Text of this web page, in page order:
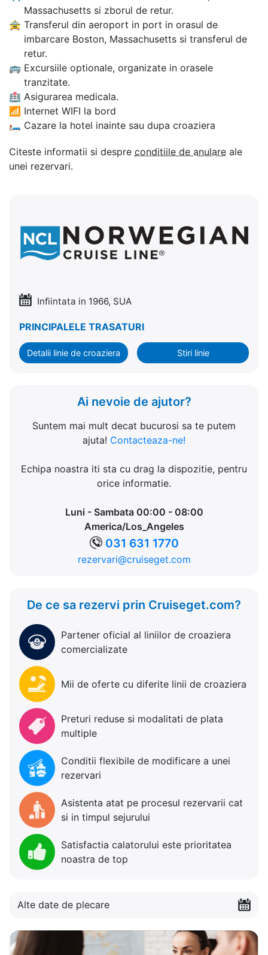
Massachusetts si zborul de retur.
🚖 Transferul din aeroport in port in orasul de
imbarcare Boston, Massachusetts si transferul de
retur.
🚌 Excursiile optionale, organizate in orasele
tranzitate.
🏥 Asigurarea medicala.
📶 Internet WIFI la bord
🛏 Cazare la hotel inainte sau dupa croaziera
Citeste informatii si despre conditiile de anulare ale
unei rezervari.
Infiintata in 1966, SUA
PRINCIPALELE TRASATURI
Detalii linie de croaziera Stiri linie
Ai nevoie de ajutor?
Suntem mai mult decat bucurosi sa te putem
ajuta! Contacteaza-ne!
Echipa noastra iti sta cu drag la dispozitie, pentru
orice informatie.
Luni - Sambata 00:00 - 08:00
America/Los_Angeles
031 631 1770
rezervari@cruiseget.com
De ce sa rezervi prin Cruiseget.com?
Partener oficial al liniilor de croaziera
comercializate
Mii de oferte cu diferite linii de croaziera
Preturi reduse si modalitati de plata
multiple
Conditii flexibile de modificare a unei
rezervari
Asistenta atat pe procesul rezervarii cat
si in timpul sejurului
Satisfactia calatorului este prioritatea
noastra de top
Alte date de plecare